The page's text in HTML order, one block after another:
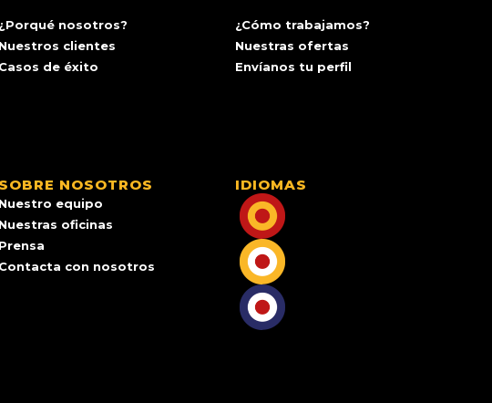
¿Porqué nosotros?
Nuestros clientes
Casos de éxito
¿Cómo trabajamos?
Nuestras ofertas
Envíanos tu perfil
SOBRE NOSOTROS
Nuestro equipo
Nuestras oficinas
Prensa
Contacta con nosotros
IDIOMAS